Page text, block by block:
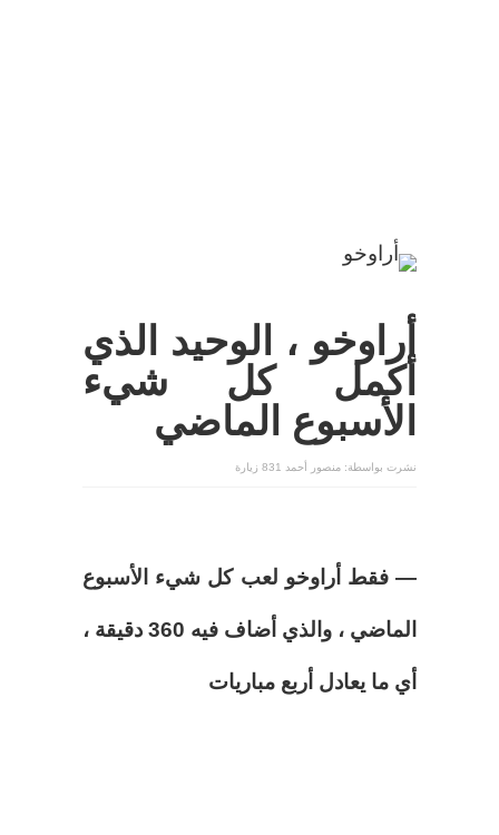
أراوخو ، الوحيد الذي
أكمل كل شيء
الأسبوع الماضي
نشرت بواسطة: منصور أحمد 831 زيارة
— فقط أراوخو لعب كل شيء الأسبوع
الماضي ، والذي أضاف فيه 360 دقيقة ،
أي ما يعادل أربع مباريات